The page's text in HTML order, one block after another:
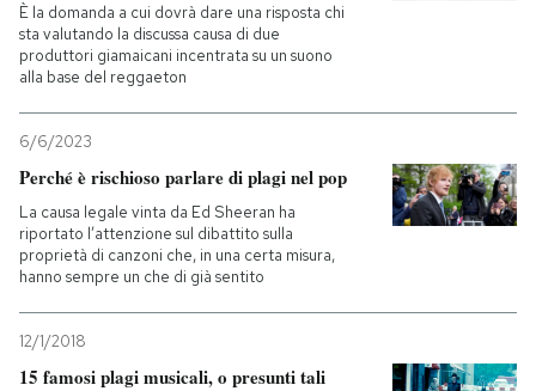
È la domanda a cui dovrà dare una risposta chi
sta valutando la discussa causa di due
produttori giamaicani incentrata su un suono
alla base del reggaeton
6/6/2023
Perché è rischioso parlare di plagi nel pop
La causa legale vinta da Ed Sheeran ha
riportato l’attenzione sul dibattito sulla
proprietà di canzoni che, in una certa misura,
hanno sempre un che di già sentito
12/1/2018
15 famosi plagi musicali, o presunti tali